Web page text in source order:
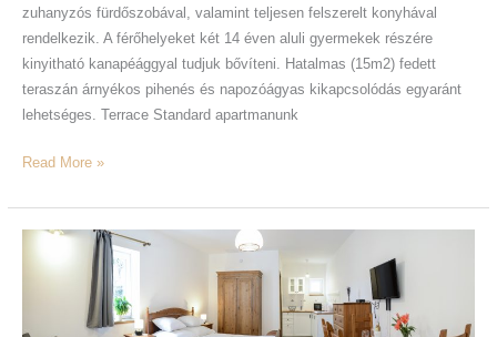
zuhanyzós fürdőszobával, valamint teljesen felszerelt konyhával
rendelkezik. A férőhelyeket két 14 éven aluli gyermekek részére
kinyitható kanapéággyal tudjuk bővíteni. Hatalmas (15m2) fedett
teraszán árnyékos pihenés és napozóágyas kikapcsolódás egyaránt
lehetséges. Terrace Standard apartmanunk
Read More »
Terrace
Standard